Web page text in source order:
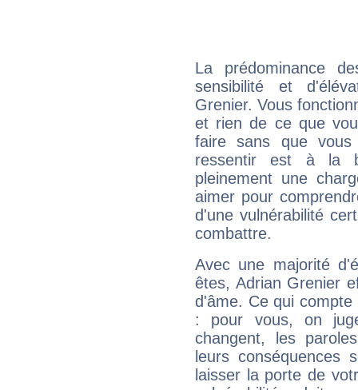
La prédominance
sensibilité et
Grenier. Vous
et rien de ce que
faire sans que
ressentir est à la
pleinement une
aimer pour
d'une vulnérabilité
combattre.
Avec une majorité
êtes, Adrian Grenier
d'âme. Ce qui
: pour vous, on
changent, les
leurs conséquences
laisser la porte de